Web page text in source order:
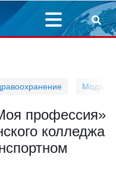
Мода
профессия»
колледжа